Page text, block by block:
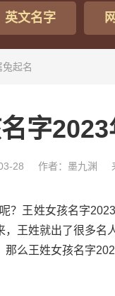
英文名字
起名
字
28 作者：墨九渊
？王姓女孩名字
王姓就出了很多名
么王姓女孩名字